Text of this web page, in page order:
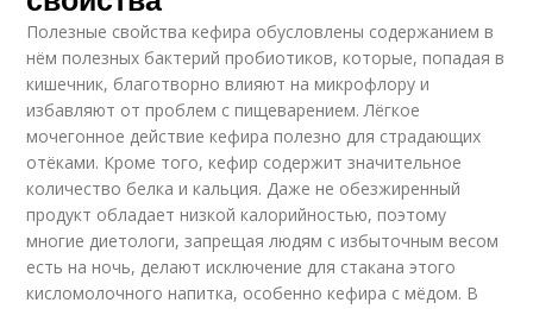
Полезные свойства кефира обусловлены содержанием в
нём полезных бактерий пробиотиков, которые, попадая в
кишечник, благотворно влияют на микрофлору и
избавляют от проблем с пищеварением. Лёгкое
мочегонное действие кефира полезно для страдающих
отёками. Кроме того, кефир содержит значительное
количество белка и кальция. Даже не обезжиренный
продукт обладает низкой калорийностью, поэтому
многие диетологи, запрещая людям с избыточным весом
есть на ночь, делают исключение для стакана этого
кисломолочного напитка, особенно кефира с мёдом. В